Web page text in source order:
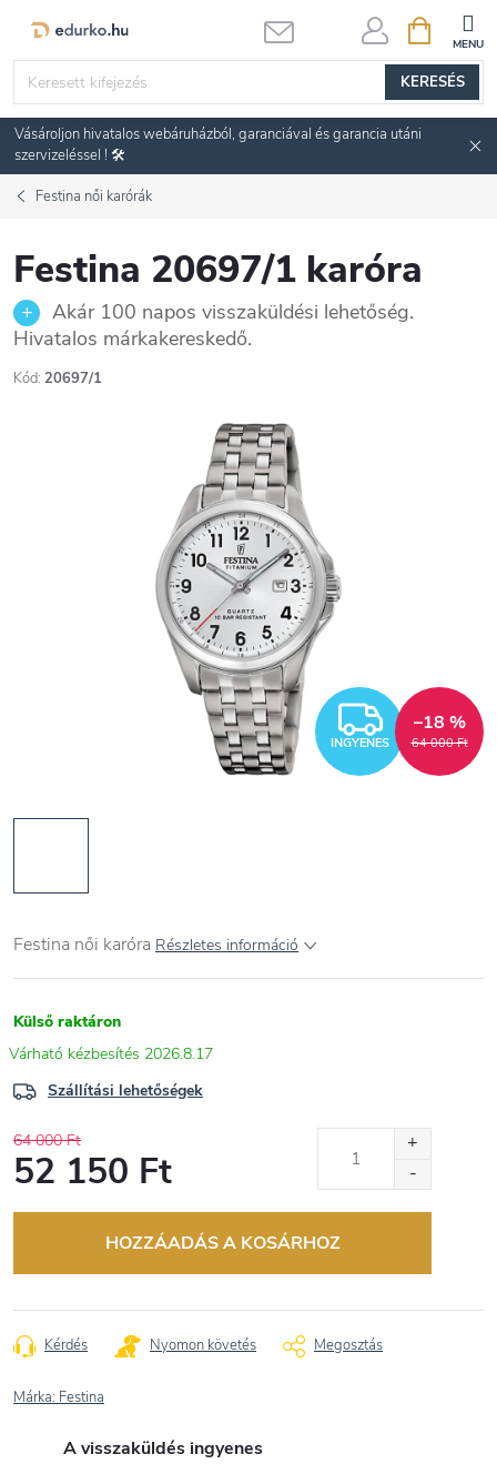
KERESÉS
KOSÁR
Vásároljon hivatalos webáruházból, garanciával és garancia utáni
szervizeléssel ! 🛠️
Festina női karórák
Festina 20697/1 karóra
Akár 100 napos visszaküldési lehetőség.
Hivatalos márkakereskedő.
Kód: 20697/1
INGYENES 64 000 Ft
–18 %
Festina női karóra Részletes információ
Külső raktáron
2026.8.17
Szállítási lehetőségek
64 000 Ft
52 150 Ft
HOZZÁADÁS A KOSÁRHOZ
Kérdés Nyomon követés Megosztás
Márka: Festina
A visszaküldés ingyenes